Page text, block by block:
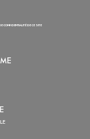
confidentialitéde ce site